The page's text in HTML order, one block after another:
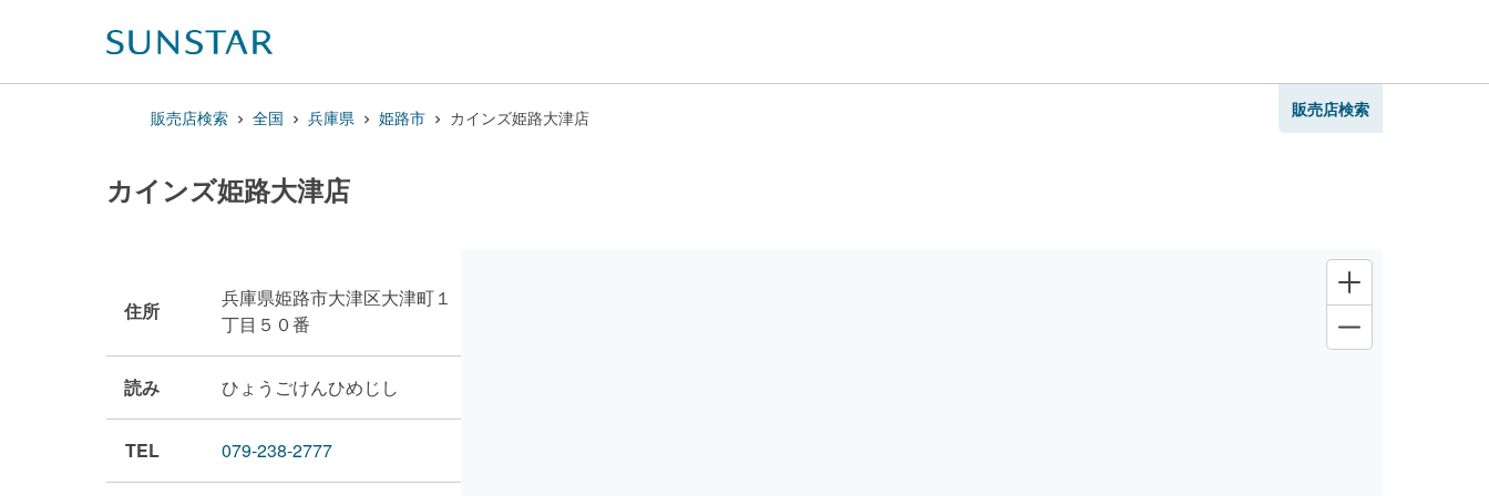
販売店検索 全国 兵庫県 姫路市 カインズ姫路大津店 販売店検索
カインズ姫路大津店
住所
兵庫県姫路市大津区大津町１
丁目５０番
読み ひょうごけんひめじし
TEL 079-238-2777